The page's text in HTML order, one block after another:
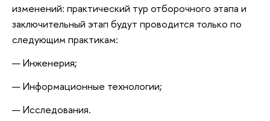
изменений: практический тур отборочного этапа и
заключительный этап будут проводится только по
следующим практикам:
Инженерия;
Информационные технологии;
Исследования.